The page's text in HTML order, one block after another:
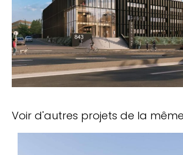
Voir d'autres projets de la